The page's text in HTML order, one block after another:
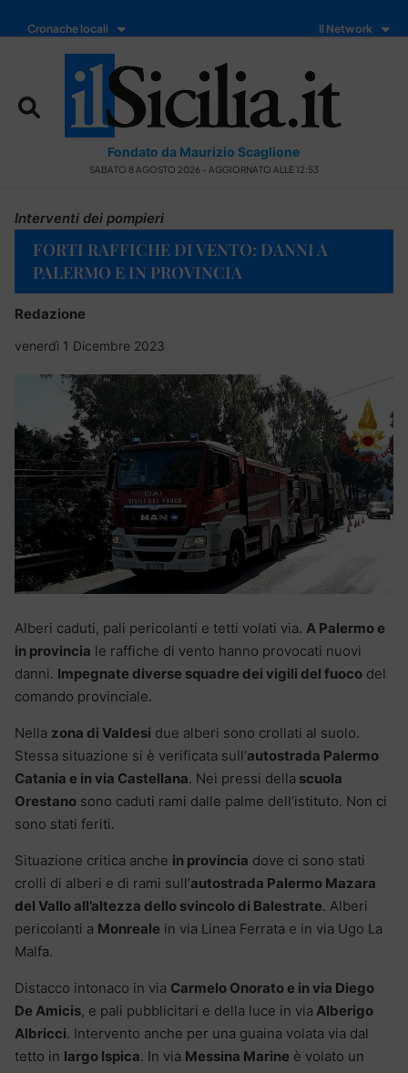
Cronache locali Il Network
Fondato da Maurizio Scaglione
SABATO 8 AGOSTO 2026 - AGGIORNATO ALLE 12:53
Interventi dei pompieri
FORTI RAFFICHE DI VENTO: DANNI A
PALERMO E IN PROVINCIA
Redazione
venerdì 1 Dicembre 2023
Alberi caduti, pali pericolanti e tetti volati via. A Palermo e
in provincia le raffiche di vento hanno provocati nuovi
danni. Impegnate diverse squadre dei vigili del fuoco del
comando provinciale.
Nella zona di Valdesi due alberi sono crollati al suolo.
Stessa situazione si è verificata sull’autostrada Palermo
Catania e in via Castellana. Nei pressi della scuola
Orestano sono caduti rami dalle palme dell’istituto. Non ci
sono stati feriti.
Situazione critica anche in provincia dove ci sono stati
crolli di alberi e di rami sull’autostrada Palermo Mazara
del Vallo all’altezza dello svincolo di Balestrate. Alberi
pericolanti a Monreale in via Linea Ferrata e in via Ugo La
Malfa.
Distacco intonaco in via Carmelo Onorato e in via Diego
De Amicis, e pali pubblicitari e della luce in via Alberigo
Albricci. Intervento anche per una guaina volata via dal
tetto in largo Ispica. In via Messina Marine è volato un